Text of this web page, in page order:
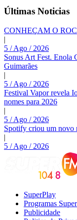
Últimas Noticias
CONHEÇAM O
|
5 / Ago / 2026
Sonus Art Fest. Enola
Guimarães
|
5 / Ago / 2026
Festival Vapor revela
nomes para 2026
|
5 / Ago / 2026
Spotify criou um novo
|
5 / Ago / 2026
SuperPlay
Programas
Publicidade